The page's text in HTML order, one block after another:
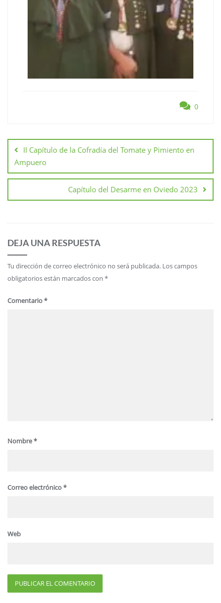
0
II Capítulo de la Cofradía del Tomate y Pimiento en
Ampuero
Capítulo del Desarme en Oviedo 2023
DEJA UNA RESPUESTA
Tu dirección de correo electrónico no será publicada. Los campos
obligatorios están marcados con *
Comentario*
Nombre*
Correo electrónico*
Web